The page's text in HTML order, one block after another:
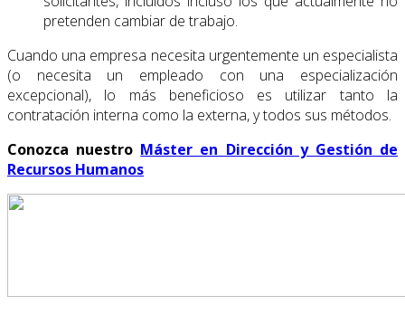
pretenden cambiar de trabajo.
Cuando una empresa necesita urgentemente un especialista
(o necesita un empleado con una especialización
excepcional), lo más beneficioso es utilizar tanto la
contratación interna como la externa, y todos sus métodos.
Conozca nuestro Máster en Dirección y Gestión de
Recursos Humanos